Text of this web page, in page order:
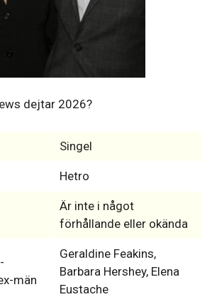
dejtar 2026?
Singel
Hetro
Är inte i något
förhållande eller okända
män
Geraldine Feakins,
Barbara Hershey, Elena
Eustache